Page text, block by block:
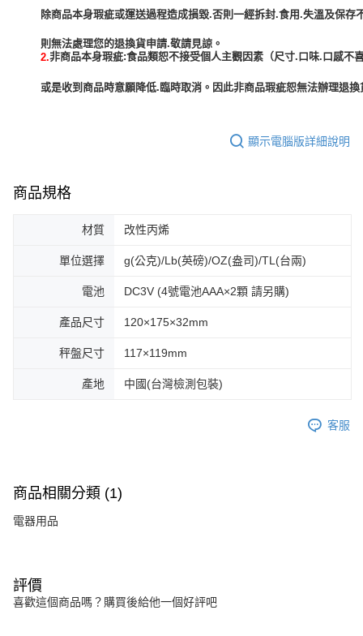
除商品本身瑕疵或運送過程造成損毀.否則一經拆封.食用.失溫及保存
2.非商品本身瑕疵:食品類恕不接受個人主觀因素（尺寸.口味.口感不
或是收到商品時意願降低.臨時取消。因此非商品瑕疵恕無法辦理退
顯示電腦版詳細說明
商品規格
材質 改性丙烯
單位選擇 g(公克)/Lb(英磅)/OZ(盎司)/TL(台兩)
電池 DC3V (4號電池AAA×2顆 請另購)
產品尺寸 120×175×32mm
秤盤尺寸 117×119mm
產地 中國(台灣檢測包裝)
客服
商品相關分類 (1)
電器用品
評價
喜歡這個商品嗎？購買後給他一個好評吧